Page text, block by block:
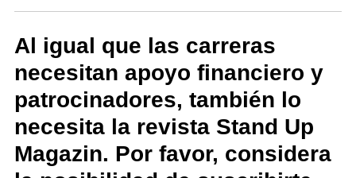
Al igual que las carreras
necesitan apoyo financiero y
patrocinadores, también lo
necesita la revista Stand Up
Magazin. Por favor, considera